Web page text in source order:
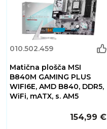
010.502.459
Matična plošča MSI
B840M GAMING PLUS
WIFI6E, AMD B840, DDR5,
WiFi, mATX, s. AM5
154,99 €